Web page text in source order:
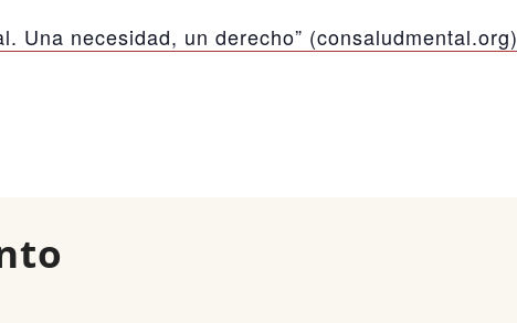
Una necesidad, un derecho” (consaludmental.org)